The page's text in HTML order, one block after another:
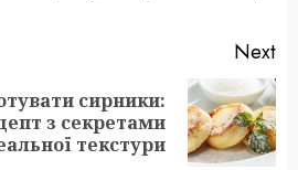
Next
сирники:
з секретами
текстури